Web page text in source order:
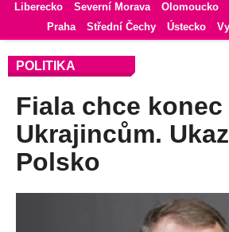
Liberecko
Severní Morava Olomoucko
Praha
Střední Čechy Ústecko
POLITIKA
Fiala chce konec
Ukrajincům.
Polsko